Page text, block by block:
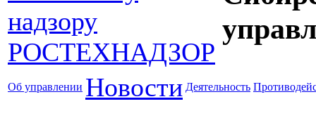
Об управлении Новости Деятельность